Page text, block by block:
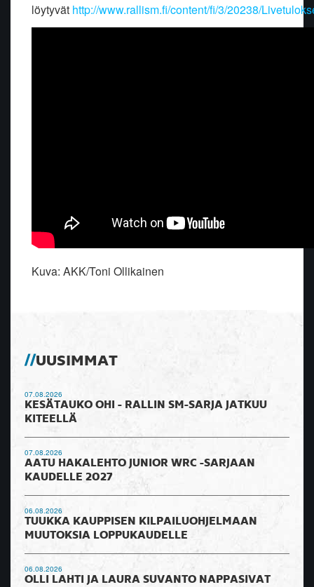
löytyvät http://www.rallism.fi/content/fi/3/20238/
Kuva: AKK/Toni Ollikainen
UUSIMMAT
07.08.2026
KESÄTAUKO OHI - RALLIN SM-SARJA JATKUU
KITEELLÄ
07.08.2026
AATU HAKALEHTO JUNIOR WRC -SARJAAN
KAUDELLE 2027
06.08.2026
TUUKKA KAUPPISEN KILPAILUOHJELMAAN
MUUTOKSIA LOPPUKAUDELLE
06.08.2026
OLLI LAHTI JA LAURA SUVANTO NAPPASIVAT